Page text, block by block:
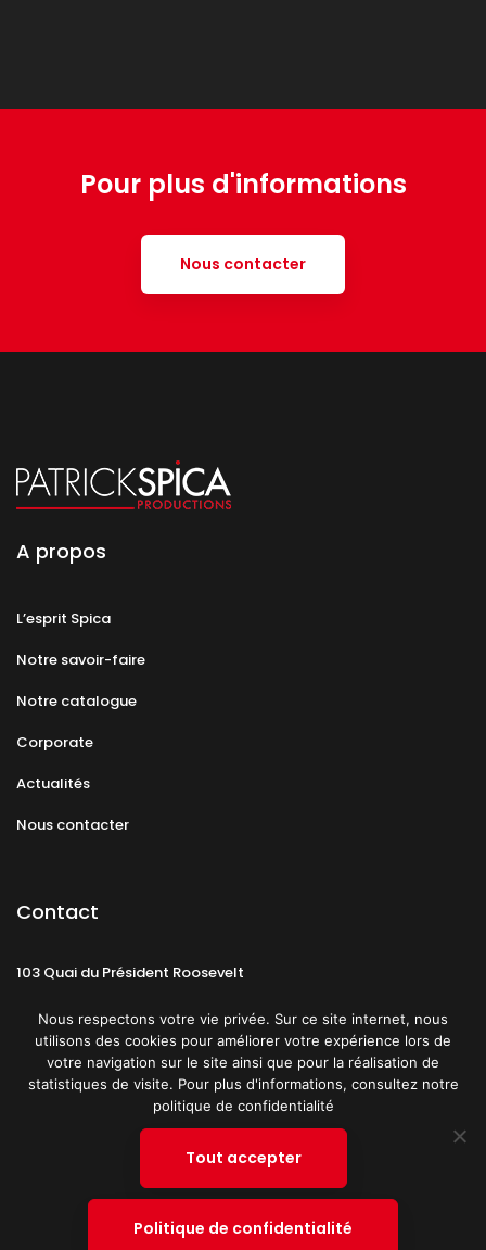
Pour plus d'informations
Nous contacter
A propos
L’esprit Spica
Notre savoir-faire
Notre catalogue
Corporate
Actualités
Nous contacter
Contact
103 Quai du Président Roosevelt
CGU Politique de confidentialité
© 2019 PATRICK SPICA PRODUCTIONS. Tous droits réservés.
Nous respectons votre vie privée. Sur ce site internet, nous
utilisons des cookies pour améliorer votre expérience lors de
votre navigation sur le site ainsi que pour la réalisation de
statistiques de visite. Pour plus d'informations, consultez notre
politique de confidentialité
Tout accepter
Politique de confidentialité